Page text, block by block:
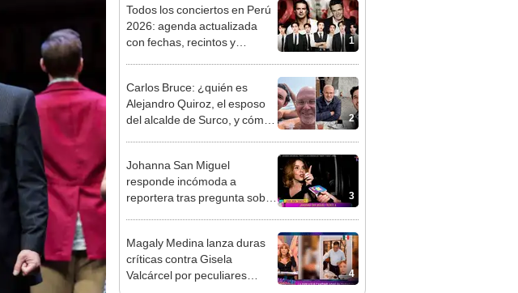
1
Todos los conciertos en Perú
2026: agenda actualizada
con fechas, recintos y
2
Carlos Bruce: ¿quién es
Alejandro Quiroz, el esposo
del alcalde de Surco, y cómo
3
Johanna San Miguel
responde incómoda a
reportera tras pregunta sobre
sueldo"
4
Magaly Medina lanza duras
críticas contra Gisela
Valcárcel por peculiares